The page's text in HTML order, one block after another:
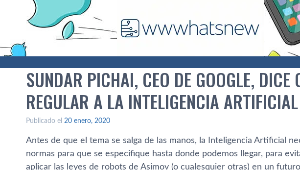
SUNDAR PICHAI, CEO DE GOOGLE, DICE
REGULAR A LA INTELIGENCIA ARTIFICIAL
Publicado el 20 enero, 2020
Antes de que el tema se salga de las manos, la Inteligencia Artificial
normas para que se especifique hasta donde podemos llegar, para
aplicar las leyes de robots de Asimov (o cualesquier otras) en un